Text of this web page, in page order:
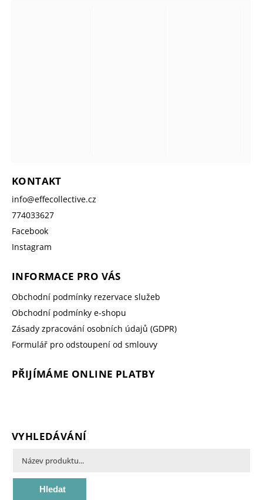
KONTAKT
info@effecollective.cz
774033627
Facebook
Instagram
INFORMACE PRO VÁS
Obchodní podmínky rezervace služeb
Obchodní podmínky e-shopu
Zásady zpracování osobních údajů (GDPR)
Formulář pro odstoupení od smlouvy
PŘIJÍMÁME ONLINE PLATBY
VYHLEDÁVÁNÍ
Hledat